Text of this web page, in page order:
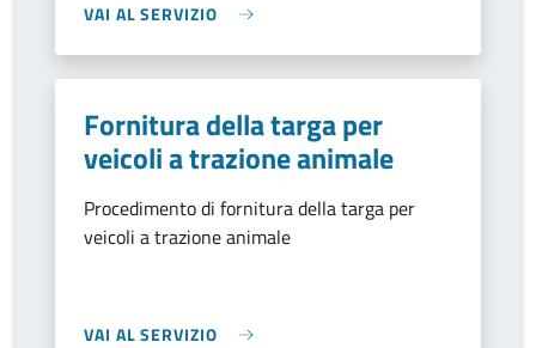
VAI AL SERVIZIO
Fornitura della targa per
veicoli a trazione animale
Procedimento di fornitura della targa per
veicoli a trazione animale
VAI AL SERVIZIO